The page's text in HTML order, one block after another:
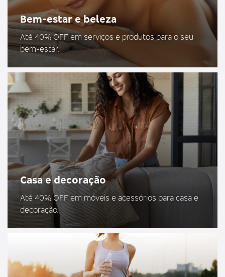
Bem-estar e beleza
Até 40% OFF em serviços e produtos para o seu
bem-estar.
Casa e decoração
Até 40% OFF em móveis e acessórios para casa e
decoração.